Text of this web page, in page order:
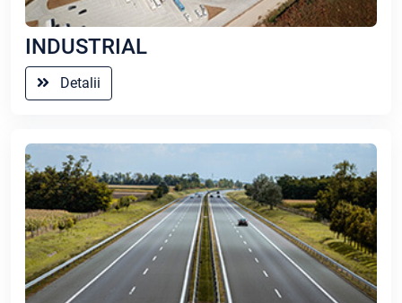
INDUSTRIAL
Detalii